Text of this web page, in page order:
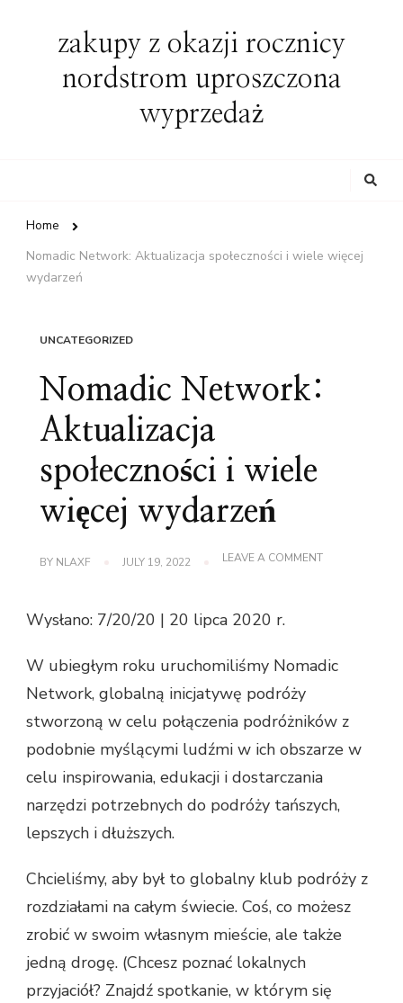
zakupy z okazji rocznicy
nordstrom uproszczona
wyprzedaż
Home
Nomadic Network: Aktualizacja społeczności i wiele więcej
wydarzeń
UNCATEGORIZED
Nomadic Network:
Aktualizacja
społeczności i wiele
więcej wydarzeń
BY NLAXF JULY 19, 2022 LEAVE A COMMENTON
WIĘCEJ
Wysłano: 7/20/20 | 20 lipca 2020 r.
W ubiegłym roku uruchomiliśmy Nomadic
Network, globalną inicjatywę podróży
stworzoną w celu połączenia podróżników z
podobnie myślącymi ludźmi w ich obszarze w
celu inspirowania, edukacji i dostarczania
narzędzi potrzebnych do podróży tańszych,
lepszych i dłuższych.
Chcieliśmy, aby był to globalny klub podróży z
rozdziałami na całym świecie. Coś, co możesz
zrobić w swoim własnym mieście, ale także
jedną drogę. (Chcesz poznać lokalnych
przyjaciół? Znajdź spotkanie, w którym się